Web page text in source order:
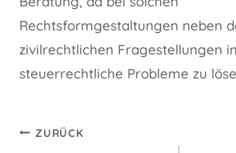
Rechtsformgestaltungen neben
zivilrechtlichen Fragestellungen
steuerrechtliche Probleme zu
Beitragsnavigation
ZURÜCK